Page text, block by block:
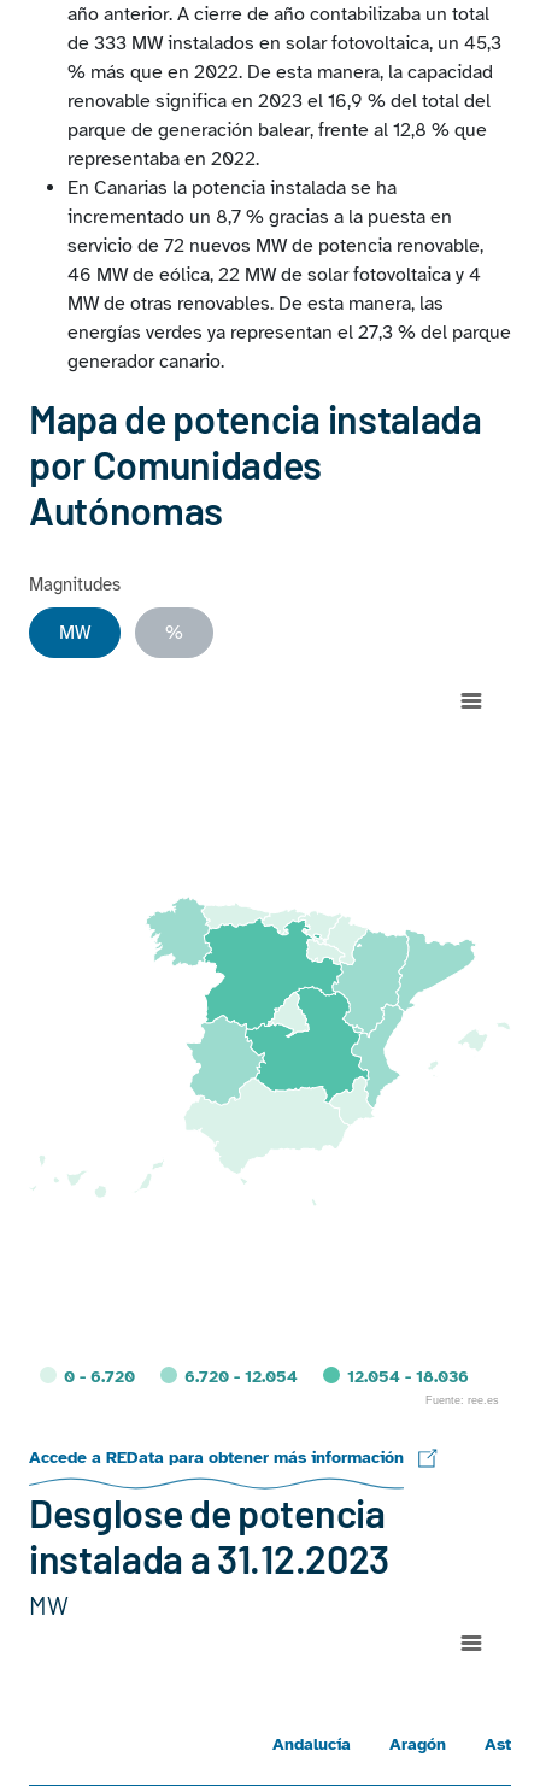
año anterior. A cierre de año contabilizaba un total
de 333 MW instalados en solar fotovoltaica, un 45,3
% más que en 2022. De esta manera, la capacidad
renovable significa en 2023 el 16,9 % del total del
parque de generación balear, frente al 12,8 % que
representaba en 2022.
En Canarias la potencia instalada se ha
incrementado un 8,7 % gracias a la puesta en
servicio de 72 nuevos MW de potencia renovable,
46 MW de eólica, 22 MW de solar fotovoltaica y 4
MW de otras renovables. De esta manera, las
energías verdes ya representan el 27,3 % del parque
generador canario.
Mapa de potencia instalada
por Comunidades
Autónomas
Magnitudes
MW %
0 - 6.720 6.720 - 12.054 12.054 - 18.036
Fuente: ree.es
Accede a REData para obtener más información
Desglose de potencia
instalada a 31.12.2023
MW
The chart has 1 X axis displaying categories.
Andalucía Aragón